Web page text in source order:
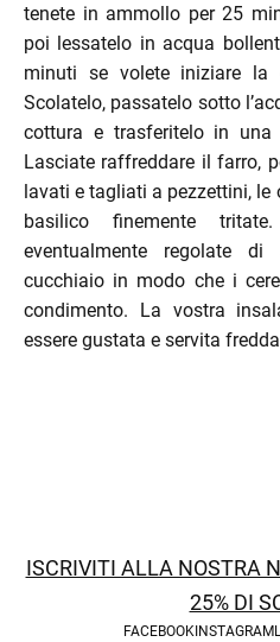
tenete in ammollo per 25
poi lessatelo in acqua
minuti se volete iniziare la
Scolatelo, passatelo sotto
cottura e trasferitelo in
Lasciate raffreddare il farro,
lavati e tagliati a pezzettini, le
basilico finemente
eventualmente regolate
cucchiaio in modo che i
condimento. La vostra
essere gustata e servita
ISCRIVITI ALLA NOSTRA
25% DI
FACEBOOKINSTAGRAM